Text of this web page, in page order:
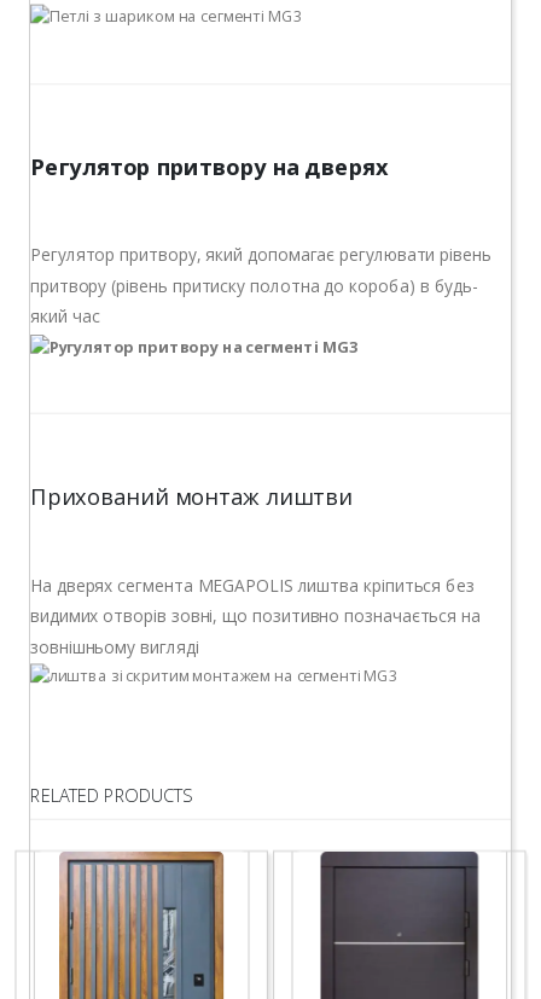
Регулятор притвору на дверях
Регулятор притвору, який допомагає регулювати рівень
притвору (рівень притиску полотна до короба) в будь-
який час
Прихований монтаж лиштви
На дверях сегмента MEGAPOLIS лиштва кріпиться без
видимих отворів зовні, що позитивно позначається на
зовнішньому вигляді
RELATED PRODUCTS